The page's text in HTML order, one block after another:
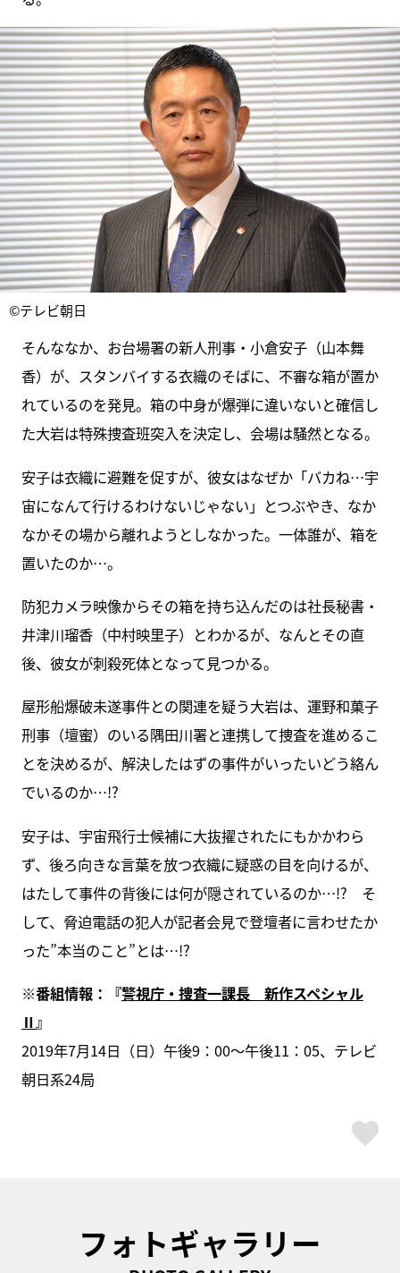
©テレビ朝日
そんななか、お台場署の新人刑事・小倉安子（山本舞
香）が、スタンバイする衣織のそばに、不審な箱が置か
れているのを発見。箱の中身が爆弾に違いないと確信し
た大岩は特殊捜査班突入を決定し、会場は騒然となる。
安子は衣織に避難を促すが、彼女はなぜか「バカね…宇
宙になんて行けるわけないじゃない」とつぶやき、なか
なかその場から離れようとしなかった。一体誰が、箱を
置いたのか…。
防犯カメラ映像からその箱を持ち込んだのは社長秘書・
井津川瑠香（中村映里子）とわかるが、なんとその直
後、彼女が刺殺死体となって見つかる。
屋形船爆破未遂事件との関連を疑う大岩は、運野和菓子
刑事（壇蜜）のいる隅田川署と連携して捜査を進めるこ
とを決めるが、解決したはずの事件がいったいどう絡ん
でいるのか…!?
安子は、宇宙飛行士候補に大抜擢されたにもかかわら
ず、後ろ向きな言葉を放つ衣織に疑惑の目を向けるが、
はたして事件の背後には何が隠されているのか…!? そ
して、脅迫電話の犯人が記者会見で登壇者に言わせたか
った”本当のこと”とは…!?
※番組情報：『警視庁・捜査一課長 新作スペシャル
Ⅱ』
2019年7月14日（日）午後9：00～午後11：05、テレビ
朝日系24局
フォトギャラリー